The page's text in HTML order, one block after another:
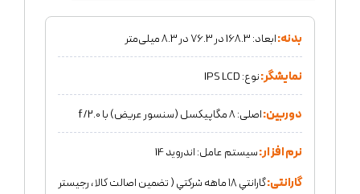
بدنه:ابعاد: 168.3 در 76.3 در 8.3 میلی‌متر
نمایشگر:نوع: IPS LCD
دوربین:اصلی: 8 مگاپیکسل (سنسور عریض) با f/2.0
نرم افزار:سیستم ‌عامل: اندروید 14
گارانتی:
گارانتي ١٨ ماهه شركتي ( تضمين اصالت كالا ، رجيستر